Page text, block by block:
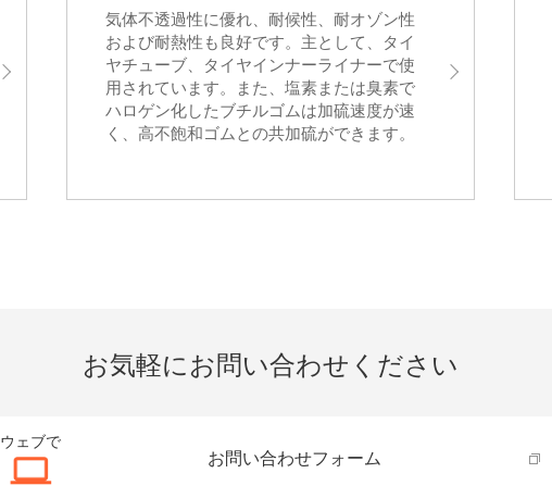
気体不透過性に優れ、耐候性、耐オゾン性
および耐熱性も良好です。主として、タイ
ヤチューブ、タイヤインナーライナーで使
用されています。また、塩素または臭素で
ハロゲン化したブチルゴムは加硫速度が速
く、高不飽和ゴムとの共加硫ができます。
お気軽にお問い合わせください
ウェブで
お問い合わせフォーム